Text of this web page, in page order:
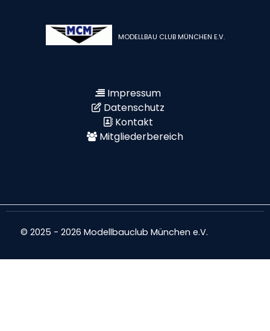
MODELLBAU CLUB MÜNCHEN E.V.
Impressum
Datenschutz
Kontakt
Mitgliederbereich
© 2025 - 2026 Modellbauclub München e.V.